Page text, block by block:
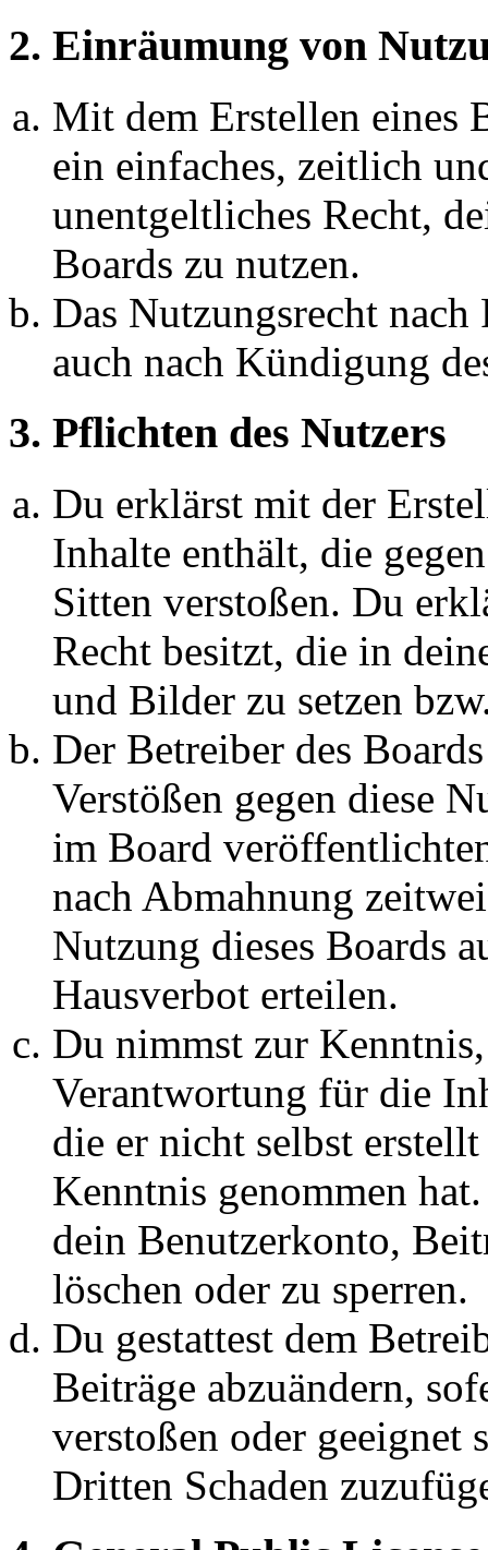
2. Einräumung von
Mit dem Erstellen eines
ein einfaches, zeitlich
unentgeltliches Recht,
Boards zu nutzen.
Das Nutzungsrecht
auch nach Kündigung
3. Pflichten des Nutzers
Du erklärst mit der
Inhalte enthält, die
Sitten verstoßen. Du
Recht besitzt, die in
und Bilder zu setzen
Der Betreiber des
Verstößen gegen diese
im Board
nach Abmahnung
Nutzung dieses Boards
Hausverbot erteilen.
Du nimmst zur
Verantwortung für die
die er nicht selbst
Kenntnis genommen
dein Benutzerkonto,
löschen oder zu sperren.
Du gestattest dem
Beiträge abzuändern,
verstoßen oder geeignet
Dritten Schaden